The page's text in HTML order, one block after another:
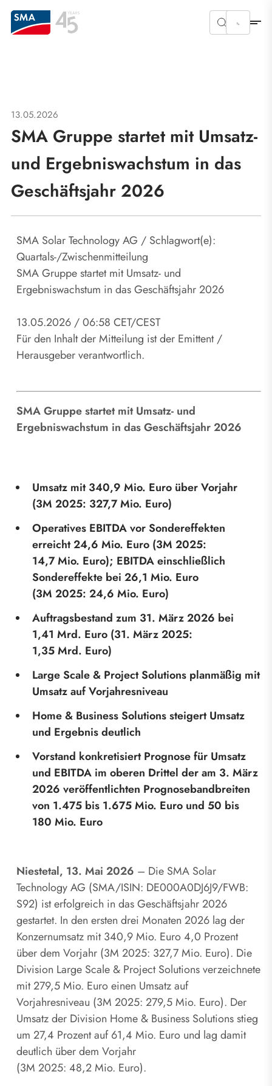
13.05.2026
SMA Gruppe startet mit Umsatz-
und Ergebniswachstum in das
Geschäftsjahr 2026
SMA Solar Technology AG / Schlagwort(e):
Quartals-/Zwischenmitteilung
SMA Gruppe startet mit Umsatz- und
Ergebniswachstum in das Geschäftsjahr 2026
13.05.2026 / 06:58 CET/CEST
Für den Inhalt der Mitteilung ist der Emittent /
Herausgeber verantwortlich.
SMA Gruppe startet mit Umsatz- und
Ergebniswachstum in das Geschäftsjahr 2026
Umsatz mit 340,9 Mio. Euro über Vorjahr
(3M 2025: 327,7Mio. Euro)
Operatives EBITDA vor Sondereffekten
erreicht 24,6 Mio. Euro (3M 2025:
14,7Mio. Euro); EBITDA einschließlich
Sondereffekte bei 26,1 Mio. Euro
(3M 2025: 24,6 Mio. Euro)
Auftragsbestand zum 31. März 2026 bei
1,41 Mrd. Euro (31. März 2025:
1,35Mrd. Euro)
Large Scale & Project Solutions planmäßig mit
Umsatz auf Vorjahresniveau
Home & Business Solutions steigert Umsatz
und Ergebnis deutlich
Vorstand konkretisiert Prognose für Umsatz
und EBITDA im oberen Drittel der am 3. März
2026 veröffentlichten Prognosebandbreiten
von 1.475 bis 1.675Mio. Euro und 50 bis
180 Mio. Euro
Niestetal, 13. Mai 2026 – Die SMA Solar
Technology AG (SMA/ISIN: DE000A0DJ6J9/FWB:
S92) ist erfolgreich in das Geschäftsjahr 2026
gestartet. In den ersten drei Monaten 2026 lag der
Konzernumsatz mit 340,9 Mio. Euro 4,0 Prozent
über dem Vorjahr (3M 2025: 327,7 Mio. Euro). Die
Division Large Scale & Project Solutions verzeichnete
mit 279,5 Mio. Euro einen Umsatz auf
Vorjahresniveau (3M 2025: 279,5 Mio. Euro). Der
Umsatz der Division Home & Business Solutions stieg
um 27,4 Prozent auf 61,4 Mio. Euro und lag damit
deutlich über dem Vorjahr
(3M 2025: 48,2 Mio. Euro).